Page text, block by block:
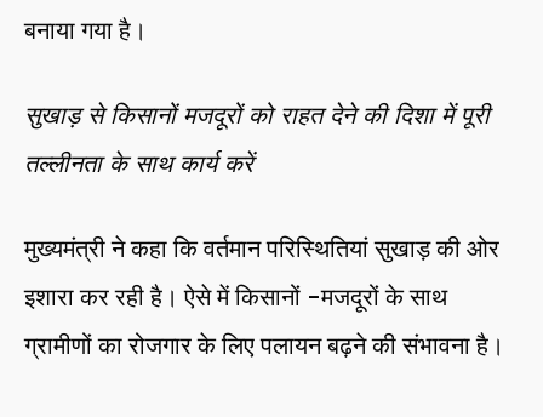
बनाया गया है।
सुखाड़ से किसानों मजदूरों को राहत देने की दिशा में पूरी
तल्लीनता के साथ कार्य करें
मुख्यमंत्री ने कहा कि वर्तमान परिस्थितियां सुखाड़ की ओर
इशारा कर रही है। ऐसे में किसानों -मजदूरों के साथ
ग्रामीणों का रोजगार के लिए पलायन बढ़ने की संभावना है।